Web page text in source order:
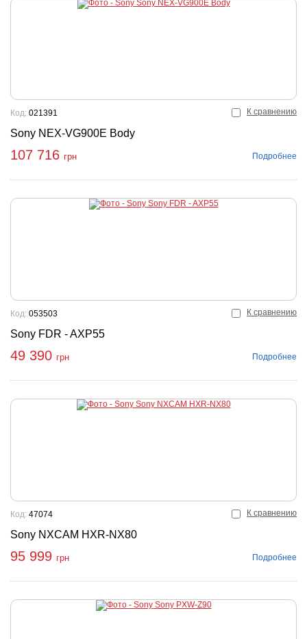
К сравнению
Sony NEX-VG900E Body
Код: 021391
107 716 грн Подробнее
К сравнению
Sony FDR - AXP55
Код: 053503
49 390 грн Подробнее
К сравнению
Sony NXCAM HXR-NX80
Код: 47074
95 999 грн Подробнее